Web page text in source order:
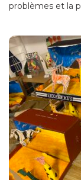
problèmes et la